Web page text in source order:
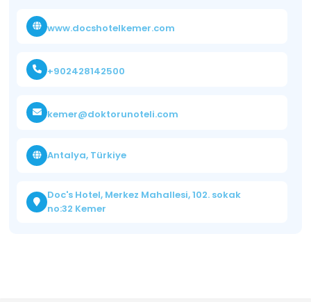
www.docshotelkemer.com
+902428142500
kemer@doktorunoteli.com
Antalya, Türkiye
Doc's Hotel, Merkez Mahallesi, 102. sokak
no:32 Kemer